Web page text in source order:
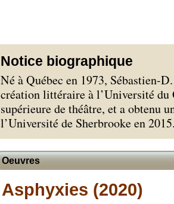
Notice biographique
Né à Québec en 1973, Sébastien-
création littéraire à l’Université du
supérieure de théâtre, et a obtenu
l’Université de Sherbrooke en
Oeuvres
Asphyxies (2020)